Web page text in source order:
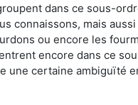
dans ce sous-
connaissons, mais
ou encore les
encore dans ce
une certaine ambiguïté